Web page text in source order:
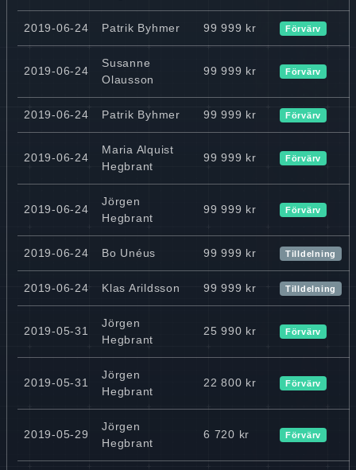
2019-06-24 Patrik Byhmer 99 999 kr Förvärv
2019-06-24
Susanne
Olausson
99 999 kr Förvärv
2019-06-24 Patrik Byhmer 99 999 kr Förvärv
2019-06-24
Maria Alquist
Hegbrant
99 999 kr Förvärv
2019-06-24
Jörgen
Hegbrant
99 999 kr Förvärv
2019-06-24 Bo Unéus 99 999 kr Tilldelning
2019-06-24 Klas Arildsson 99 999 kr Tilldelning
2019-05-31
Jörgen
Hegbrant
25 990 kr Förvärv
2019-05-31
Jörgen
Hegbrant
22 800 kr Förvärv
2019-05-29
Jörgen
Hegbrant
6 720 kr Förvärv